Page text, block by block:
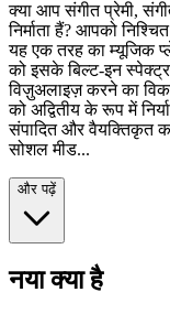
क्या आप संगीत प्रेमी,
निर्माता हैं? आपको
यह एक तरह का म्यूजिक
को इसके बिल्ट-इन
विज़ुअलाइज़ करने का
को अद्वितीय के रूप में
संपादित और वैयक्तिकृत
सोशल मीड...
और पढ़ें
नया क्या है